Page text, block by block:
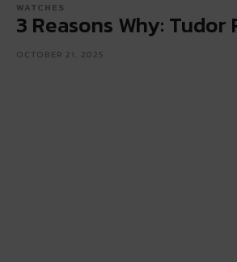
WATCHES
3 Reasons Why: Tudor
OCTOBER 21, 2025